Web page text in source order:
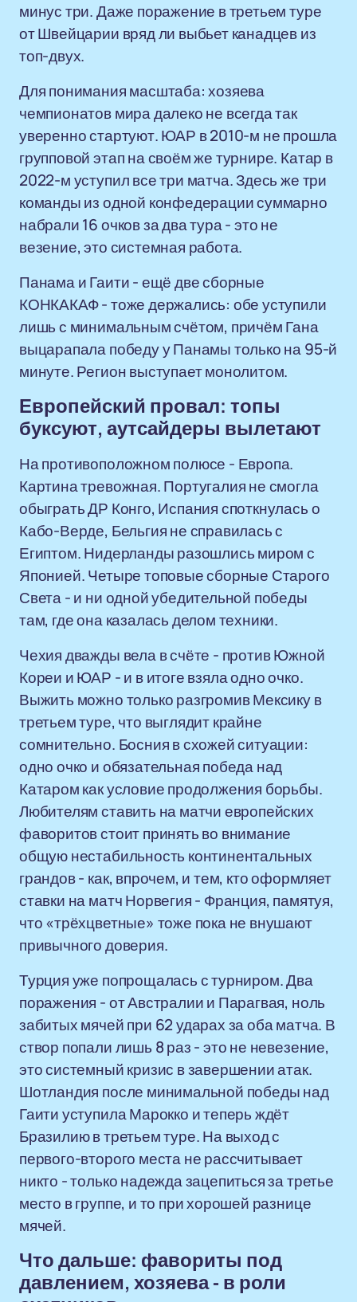
минус три. Даже поражение в третьем туре
от Швейцарии вряд ли выбьет канадцев из
топ-двух.
Для понимания масштаба: хозяева
чемпионатов мира далеко не всегда так
уверенно стартуют. ЮАР в 2010-м не прошла
групповой этап на своём же турнире. Катар в
2022-м уступил все три матча. Здесь же три
команды из одной конфедерации суммарно
набрали 16 очков за два тура - это не
везение, это системная работа.
Панама и Гаити - ещё две сборные
КОНКАКАФ - тоже держались: обе уступили
лишь с минимальным счётом, причём Гана
выцарапала победу у Панамы только на 95-й
минуте. Регион выступает монолитом.
Европейский провал: топы
буксуют, аутсайдеры вылетают
На противоположном полюсе - Европа.
Картина тревожная. Португалия не смогла
обыграть ДР Конго, Испания споткнулась о
Кабо-Верде, Бельгия не справилась с
Египтом. Нидерланды разошлись миром с
Японией. Четыре топовые сборные Старого
Света - и ни одной убедительной победы
там, где она казалась делом техники.
Чехия дважды вела в счёте - против Южной
Кореи и ЮАР - и в итоге взяла одно очко.
Выжить можно только разгромив Мексику в
третьем туре, что выглядит крайне
сомнительно. Босния в схожей ситуации:
одно очко и обязательная победа над
Катаром как условие продолжения борьбы.
Любителям ставить на матчи европейских
фаворитов стоит принять во внимание
общую нестабильность континентальных
грандов - как, впрочем, и тем, кто оформляет
ставки на матч Норвегия - Франция, памятуя,
что «трёхцветные» тоже пока не внушают
привычного доверия.
Турция уже попрощалась с турниром. Два
поражения - от Австралии и Парагвая, ноль
забитых мячей при 62 ударах за оба матча. В
створ попали лишь 8 раз - это не невезение,
это системный кризис в завершении атак.
Шотландия после минимальной победы над
Гаити уступила Марокко и теперь ждёт
Бразилию в третьем туре. На выход с
первого-второго места не рассчитывает
никто - только надежда зацепиться за третье
место в группе, и то при хорошей разнице
мячей.
Что дальше: фавориты под
давлением, хозяева - в роли